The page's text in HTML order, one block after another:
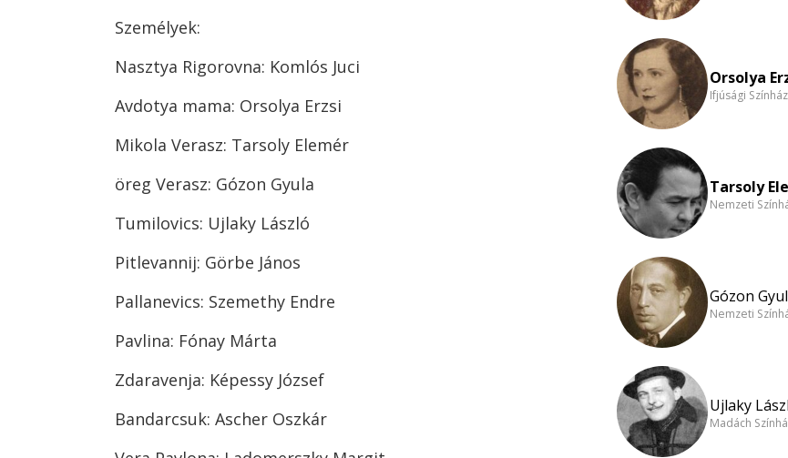
Személyek:
Nasztya Rigorovna: Komlós Juci
Avdotya mama: Orsolya Erzsi
Mikola Verasz: Tarsoly Elemér
öreg Verasz: Gózon Gyula
Tumilovics: Ujlaky László
Pitlevannij: Görbe János
Pallanevics: Szemethy Endre
Pavlina: Fónay Márta
Zdaravenja: Képessy József
Bandarcsuk: Ascher Oszkár
Orsolya
Ifjúsági
Tarsoly
Nemzeti
Gózon
Nemzeti
Ujlaky
Madách